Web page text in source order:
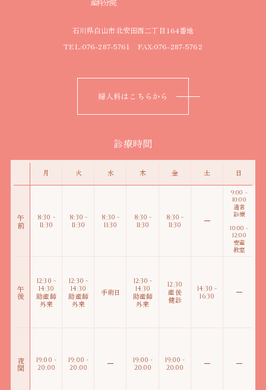
石川県白山市北安田西二丁目164番地
TEL:076-287-5761 FAX:076-287-5762
婦人科はこちらから
診療時間
月 火 水 木 金 土 日
午前
8:30 -
11:30
8:30 -
11:30
8:30 -
11:30
8:30 -
11:30
8:30 -
11:30
9:00 -
10:00
通常
診療
10:00 -
12:00
安産
教室
午後
12:30 -
14:30
助産師
外来
12:30 -
14:30
助産師
外来
手術日
12:30 -
14:30
助産師
外来
12:30
産後
健診
14:30 -
16:30
夜間
19:00 -
20:00
19:00 -
20:00
19:00 -
20:00
19:00 -
20:00